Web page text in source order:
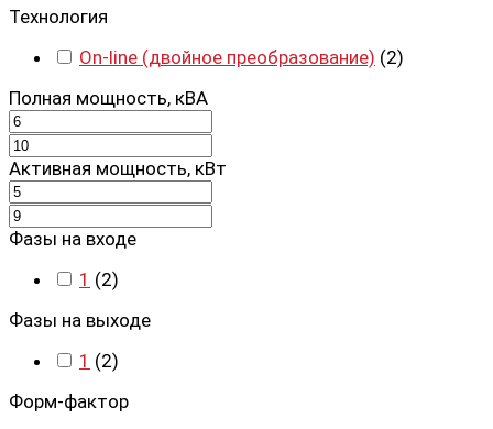
Технология
On-line (двойное преобразование) (2)
Полная мощность, кВА
Активная мощность, кВт
Фазы на входе
1 (2)
Фазы на выходе
1 (2)
Форм-фактор